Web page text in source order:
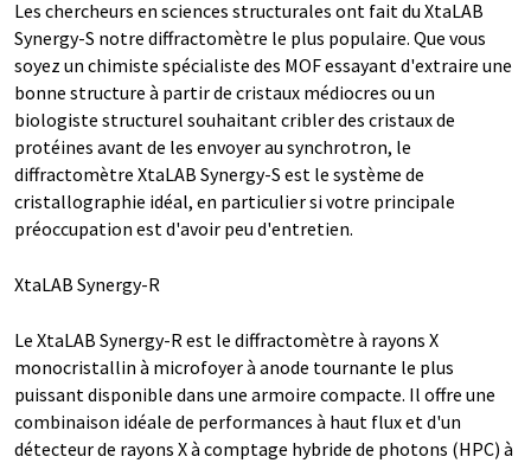
Les chercheurs en sciences structurales ont fait du XtaLAB
Synergy-S notre diffractomètre le plus populaire. Que vous
soyez un chimiste spécialiste des MOF essayant d'extraire une
bonne structure à partir de cristaux médiocres ou un
biologiste structurel souhaitant cribler des cristaux de
protéines avant de les envoyer au synchrotron, le
diffractomètre XtaLAB Synergy-S est le système de
cristallographie idéal, en particulier si votre principale
préoccupation est d'avoir peu d'entretien.
XtaLAB Synergy-R
Le XtaLAB Synergy-R est le diffractomètre à rayons X
monocristallin à microfoyer à anode tournante le plus
puissant disponible dans une armoire compacte. Il offre une
combinaison idéale de performances à haut flux et d'un
détecteur de rayons X à comptage hybride de photons (HPC) à